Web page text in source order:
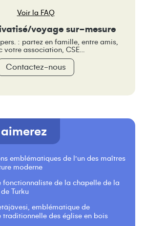
Voir la FAQ
voyage sur-mesure
: partez en famille, entre amis,
votre association, CSE…
Contactez-nous
emblématiques de l’un des maîtres
moderne
fonctionnaliste de la chapelle de la
Turku
emblématique de
traditionnelle des église en bois